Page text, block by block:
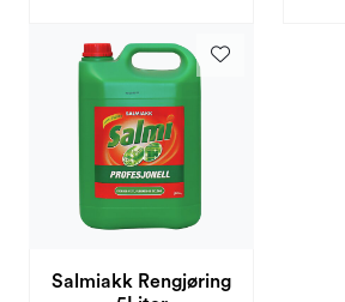
Salmiakk Rengjøring